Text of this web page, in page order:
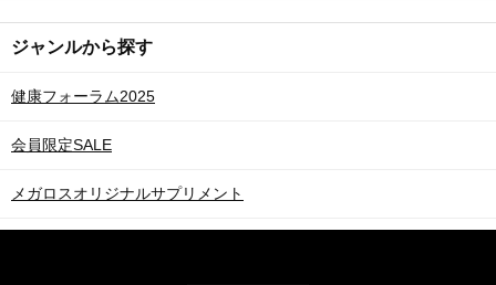
ジャンルから探す
健康フォーラム2025
会員限定SALE
メガロスオリジナルサプリメント